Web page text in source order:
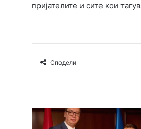
пријателите и сите кои
Сподели